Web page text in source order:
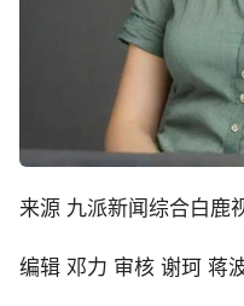
来源 九派新闻综合白鹿
编辑 邓力 审核 谢珂 蒋